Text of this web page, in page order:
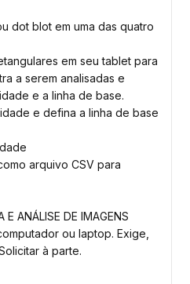
dot blot em uma das quatro
em seu tablet para
a serem analisadas e
e a linha de base.
e defina a linha de base
arquivo CSV para
ANÁLISE DE IMAGENS
ou laptop. Exige,
à parte.